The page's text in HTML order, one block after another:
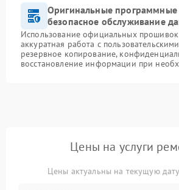
Оригинальные
безопасное обслуживание
Использование официальных
аккуратная работа с
резервное копирование,
восстановление информации при
Цены на услуги
Цены актуальны на текущую